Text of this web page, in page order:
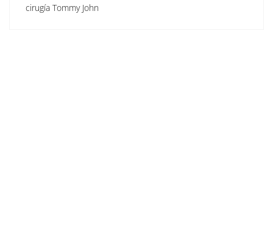
cirugía Tommy John